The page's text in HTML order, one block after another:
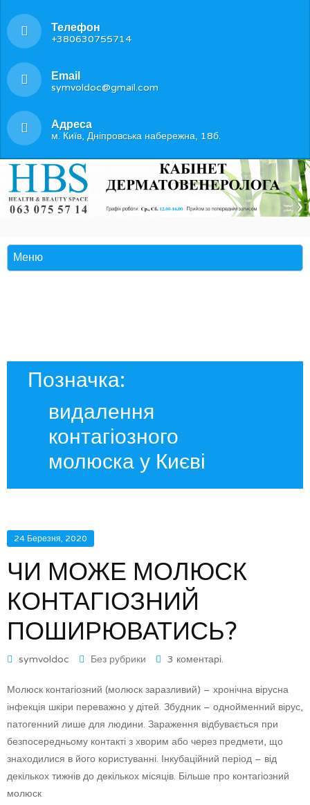
Телефон
+380630755714
Email
symvoldoc@gmail.com
Адреса
м. Київ, Дніпровська набережна, 18б.
Позначка:
видалення
контагіозного
молюска у Києві
24 Березня, 2020
ЧИ МОЖЕ МОЛЮСК
КОНТАГІОЗНИЙ
ПОШИРЮВАТИСЬ?
symvoldoc Без рубрики 3 коментарі.
Молюск контагіозний (молюск заразливий) – хронічна вірусна
інфекція шкіри переважно у дітей. Збудник – однойменний вірус,
патогенний лише для людини. Зараження відбувається при
безпосередньому контакті з хворим або через предмети, що
знаходилися в його користуванні. Інкубаційний період – від
декількох тижнів до декількох місяців. Більше про контагіозний
молюск